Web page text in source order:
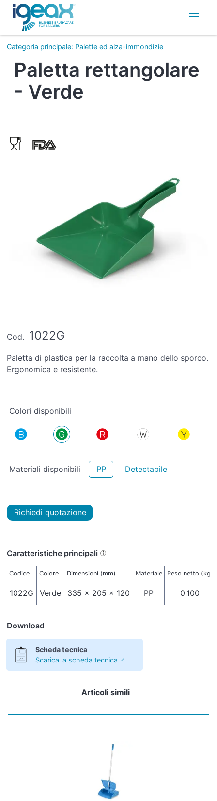
IT
EN
Categoria principale: Palette ed alza-immondizie
Paletta rettangolare
- Verde
Cod. 1022G
Paletta di plastica per la raccolta a mano dello sporco.
Ergonomica e resistente.
Colori disponibili
Materiali disponibili PP Detectabile
Richiedi quotazione
Caratteristiche principali
Codice Colore Dimensioni (mm) Materiale Peso netto (kg)
1022G Verde 335 x 205 x 120 PP 0,100
Download
Scheda tecnica
Scarica la scheda tecnica
Articoli simili